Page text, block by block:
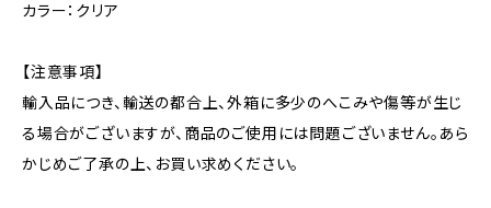
カラー：クリア
【注意事項】
輸入品につき、輸送の都合上、外箱に多少のへこみや傷等が生じ
る場合がございますが、商品のご使用には問題ございません。あら
かじめご了承の上、お買い求めください。